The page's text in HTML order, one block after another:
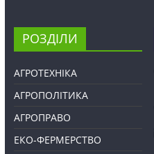
РОЗДІЛИ
АГРОТЕХНІКА
АГРОПОЛІТИКА
АГРОПРАВО
ЕКО-ФЕРМЕРСТВО